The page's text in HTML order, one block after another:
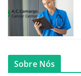
Sobre Nós